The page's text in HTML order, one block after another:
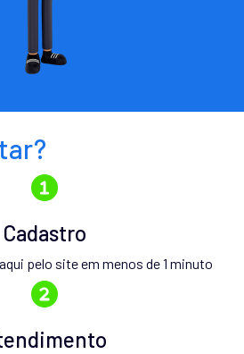
Cadastro
aqui pelo site em menos de 1 minuto